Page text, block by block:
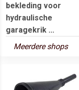
bekleding voor
hydraulische
garagekrik ...
Meerdere shops